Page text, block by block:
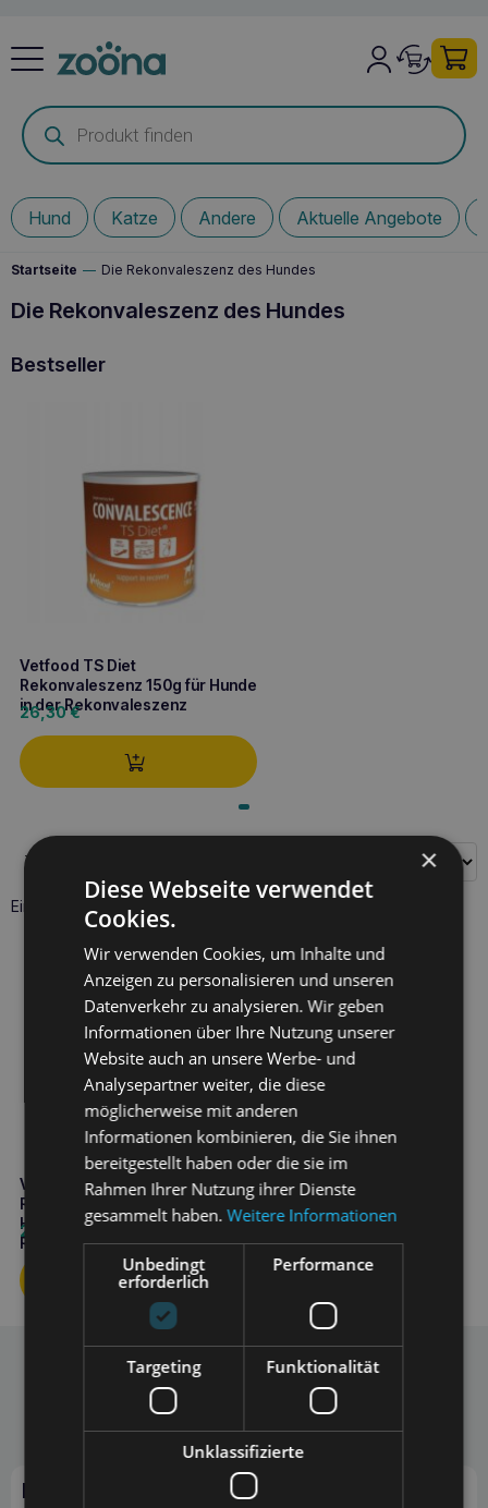
Products
search
Hund Katze Andere Aktuelle Angebote
Startseite — Die Rekonvaleszenz des Hundes
Die Rekonvaleszenz des Hundes
Bestseller
Vetfood TS Diet
Rekonvaleszenz 150g für Hunde
in der Rekonvaleszenz
26,30€
Einzelnes Ergebnis wird angezeigt
Vetfood TS Diet
Rekonvaleszenz 150g für
Hunde in der
Rekonvaleszenz
26,30
Telefon
+48 697 297 307
E-Mail
info@zoona.eu
Mo. - Fr. 10:00 - 14:00
Preis pro Anruf gemäß Tarif des Anbieters.
Newsletter abonnieren
×
Diese Webseite verwendet
Cookies.
Wir verwenden Cookies, um Inhalte und
Anzeigen zu personalisieren und unseren
Datenverkehr zu analysieren. Wir geben
Informationen über Ihre Nutzung unserer
Website auch an unsere Werbe- und
Analysepartner weiter, die diese
möglicherweise mit anderen
Informationen kombinieren, die Sie ihnen
bereitgestellt haben oder die sie im
Rahmen Ihrer Nutzung ihrer Dienste
gesammelt haben.Weitere Informationen
Unbedingt
erforderlich
Performance
Targeting Funktionalität
Unklassifizierte